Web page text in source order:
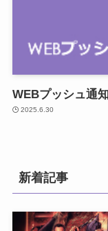
WEBプッシュ通
2025.6.30
新着記事